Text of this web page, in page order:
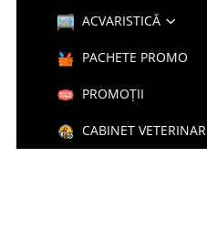
ACVARISTICĂ
PACHETE PROMO
PROMOȚII
CABINET VETERINAR